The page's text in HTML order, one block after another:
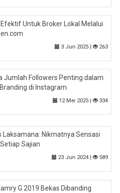
Untuk Broker Lokal Melalui
3 Jun 2025 | 263
Jumlah Followers Penting dalam
di Instagram
12 Mei 2025 | 334
Laksamana: Nikmatnya Sensasi
Sajian
23 Jun 2024 | 589
G 2019 Bekas Dibanding